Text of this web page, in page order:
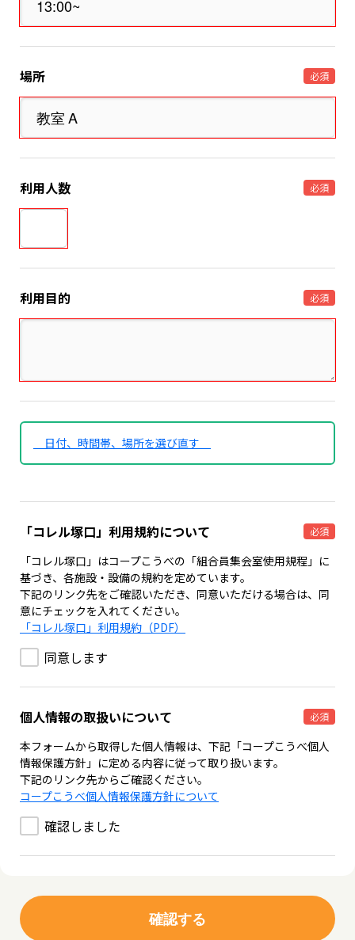
場所 必須
利用人数 必須
利用目的 必須
日付、時間帯、場所を選び直す
「コレル塚口」利用規約について 必須
「コレル塚口」はコープこうべの「組合員集会室使用規程」に
基づき、各施設・設備の規約を定めています。
下記のリンク先をご確認いただき、同意いただける場合は、同
意にチェックを入れてください。
「コレル塚口」利用規約（PDF）
同意します
個人情報の取扱いについて 必須
本フォームから取得した個人情報は、下記「コープこうべ個人
情報保護方針」に定める内容に従って取り扱います。
下記のリンク先からご確認ください。
コープこうべ個人情報保護方針について
確認しました